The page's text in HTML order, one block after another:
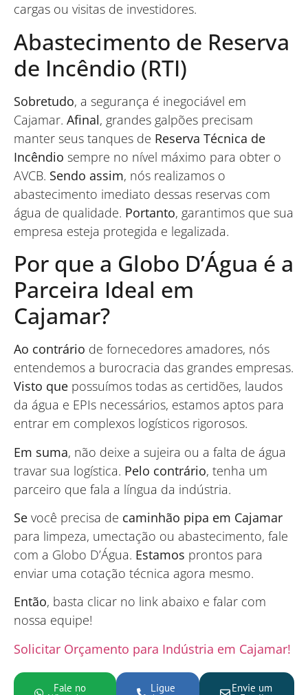
cargas ou visitas de investidores.
Abastecimento de Reserva
de Incêndio (RTI)
Sobretudo, a segurança é inegociável em
Cajamar. Afinal, grandes galpões precisam
manter seus tanques de Reserva Técnica de
Incêndio sempre no nível máximo para obter o
AVCB. Sendo assim, nós realizamos o
abastecimento imediato dessas reservas com
água de qualidade. Portanto, garantimos que sua
empresa esteja protegida e legalizada.
Por que a Globo D’Água é a
Parceira Ideal em
Cajamar?
Ao contrário de fornecedores amadores, nós
entendemos a burocracia das grandes empresas.
Visto que possuímos todas as certidões, laudos
da água e EPIs necessários, estamos aptos para
entrar em complexos logísticos rigorosos.
Em suma, não deixe a sujeira ou a falta de água
travar sua logística. Pelo contrário, tenha um
parceiro que fala a língua da indústria.
Se você precisa de caminhão pipa em Cajamar
para limpeza, umectação ou abastecimento, fale
com a Globo D’Água. Estamos prontos para
enviar uma cotação técnica agora mesmo.
Então, basta clicar no link abaixo e falar com
nossa equipe!
Solicitar Orçamento para Indústria em Cajamar!
Fale no Ligue Envie um